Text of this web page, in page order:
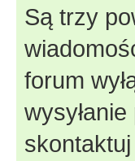
Są trzy
forum